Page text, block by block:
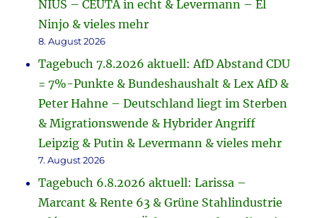
NIUS – CEUTA in echt & Levermann – El
Ninjo & vieles mehr
8. August 2026
Tagebuch 7.8.2026 aktuell: AfD Abstand CDU
= 7%-Punkte & Bundeshaushalt & Lex AfD &
Peter Hahne – Deutschland liegt im Sterben
& Migrationswende & Hybrider Angriff
Leipzig & Putin & Levermann & vieles mehr
7. August 2026
Tagebuch 6.8.2026 aktuell: Larissa –
Marcant & Rente 63 & Grüne Stahlindustrie